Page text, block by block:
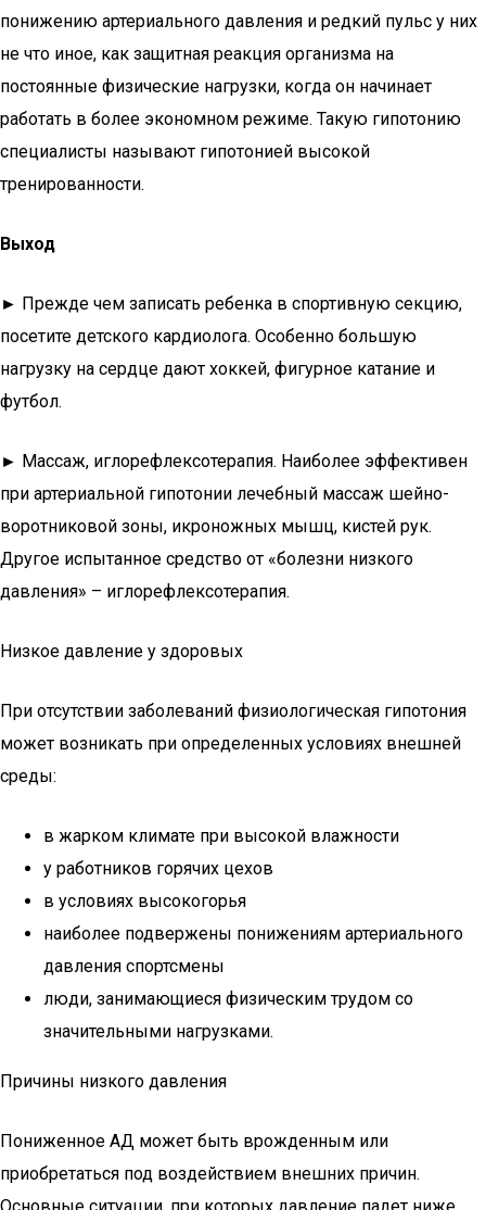
понижению артериального давления и редкий пульс у них
не что иное, как защитная реакция организма на
постоянные физические нагрузки, когда он начинает
работать в более экономном режиме. Такую гипотонию
специалисты называют гипотонией высокой
тренированности.
Выход
► Прежде чем записать ребенка в спортивную секцию,
посетите детского кардиолога. Особенно большую
нагрузку на сердце дают хоккей, фигурное катание и
футбол.
► Массаж, иглорефлексотерапия. Наиболее эффективен
при артериальной гипотонии лечебный массаж шейно-
воротниковой зоны, икроножных мышц, кистей рук.
Другое испытанное средство от «болезни низкого
давления» – иглорефлексотерапия.
Низкое давление у здоровых
При отсутствии заболеваний физиологическая гипотония
может возникать при определенных условиях внешней
среды:
в жарком климате при высокой влажности
у работников горячих цехов
в условиях высокогорья
наиболее подвержены понижениям артериального
давления спортсмены
люди, занимающиеся физическим трудом со
значительными нагрузками.
Причины низкого давления
Пониженное АД может быть врожденным или
приобретаться под воздействием внешних причин.